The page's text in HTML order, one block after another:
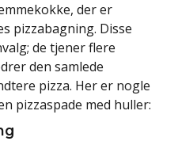
der er
pizzabagning. Disse
de tjener flere
den samlede
pizza. Her er nogle
pizzaspade med huller: